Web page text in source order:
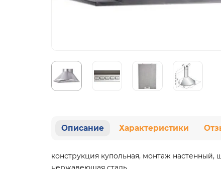
Описание Характеристики
конструкция купольная, монтаж